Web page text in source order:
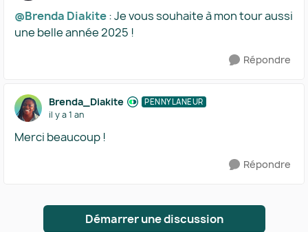
@Brenda Diakite: Je vous souhaite à mon tour aussi
une belle année 2025 !
Répondre
Brenda_Diakite PENNYLANEUR
il y a 1 an
Merci beaucoup !
Répondre
Démarrer une discussion